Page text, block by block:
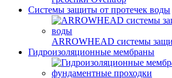
Системы защиты от протечек воды
ARROWHEAD системы
Гидроизоляционные мембраны